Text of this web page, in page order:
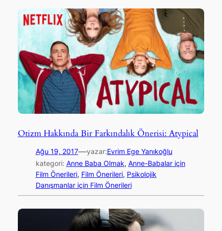
Otizm Hakkında Bir Farkındalık Önerisi: Atypical
Ağu 19, 2017—yazar:Evrim Ege Yanıkoğlu
kategori: Anne Baba Olmak, Anne-Babalar için
Film Önerileri, Film Önerileri, Psikolojik
Danışmanlar için Film Önerileri